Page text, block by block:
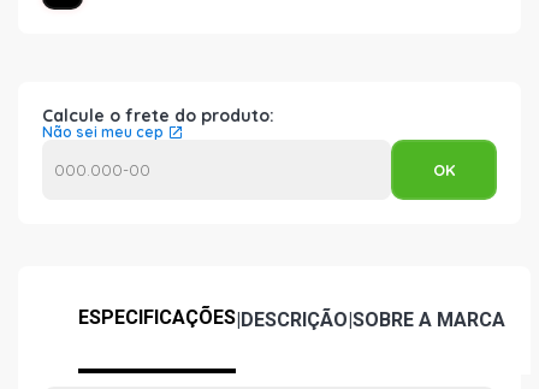
Calcule o frete do produto:
Não sei meu cep
ESPECIFICAÇÕES|DESCRIÇÃO|SOBRE A MARCA